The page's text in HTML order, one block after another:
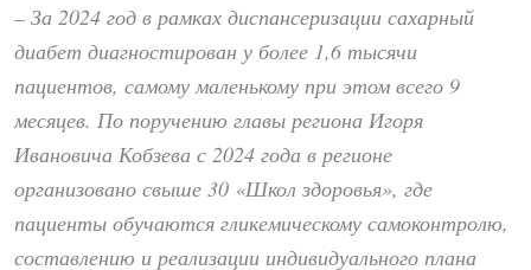
– За 2024 год в рамках диспансеризации сахарный
диабет диагностирован у более 1,6 тысячи
пациентов, самому маленькому при этом всего 9
месяцев. По поручению главы региона Игоря
Ивановича Кобзева с 2024 года в регионе
организовано свыше 30 «Школ здоровья», где
пациенты обучаются гликемическому самоконтролю,
составлению и реализации индивидуального плана